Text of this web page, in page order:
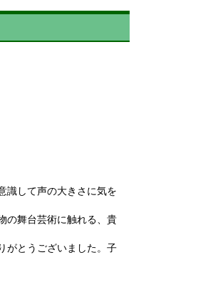
識して声の大きさに気を
の舞台芸術に触れる、貴
がとうございました。子